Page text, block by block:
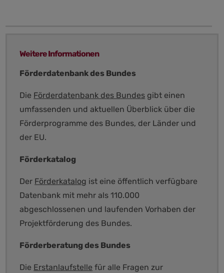
Weitere Informationen
Förderdatenbank des Bundes
Die Förderdatenbank des Bundes gibt einen
umfassenden und aktuellen Überblick über die
Förderprogramme des Bundes, der Länder und
der EU.
Förderkatalog
Der Förderkatalog ist eine öffentlich verfügbare
Datenbank mit mehr als 110.000
abgeschlossenen und laufenden Vorhaben der
Projektförderung des Bundes.
Förderberatung des Bundes
Die Erstanlaufstelle für alle Fragen zur